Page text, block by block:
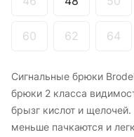
60 62 64
Сигнальные брюки
брюки 2 класса
брызг кислот и
меньше пачкаются и